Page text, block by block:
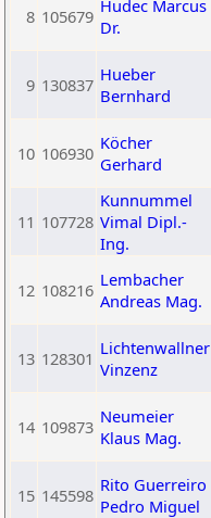
8 105679 Hudec Marcus
Dr.
9 130837 Hueber
Bernhard
10 106930 Köcher
Gerhard
11 107728
Kunnummel
Vimal Dipl.-
Ing.
12 108216 Lembacher
Andreas Mag.
13 128301 Lichtenwallner
Vinzenz
14 109873 Neumeier
Klaus Mag.
15 145598 Rito Guerreiro
Pedro Miguel